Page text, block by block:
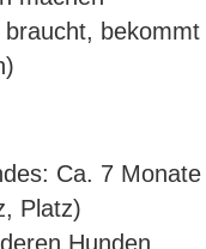
Ca. 7 Monate
Platz)
Hunden